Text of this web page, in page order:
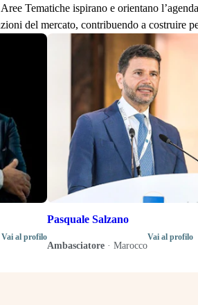
Tematiche ispirano e orientano
del mercato, contribuendo a costruire
Vai al profilo
Pasquale Salzano
Ambasciatore · Marocco
Vai al profilo